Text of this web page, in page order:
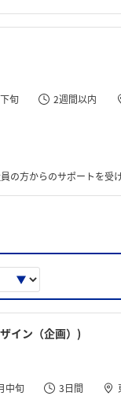
旬 2週間以内
の方からのサポートを受
イン（企画）)
中旬 3日間